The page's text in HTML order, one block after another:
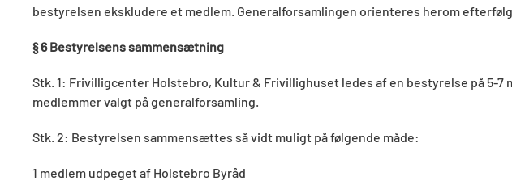
bestyrelsen ekskludere et medlem. Generalforsamlingen orienteres herom
§ 6 Bestyrelsens sammensætning
Stk. 1: Frivilligcenter Holstebro, Kultur & Frivillighuset ledes af en bestyrelse på 5-
medlemmer valgt på generalforsamling.
Stk. 2: Bestyrelsen sammensættes så vidt muligt på følgende måde:
1 medlem udpeget af Holstebro Byråd